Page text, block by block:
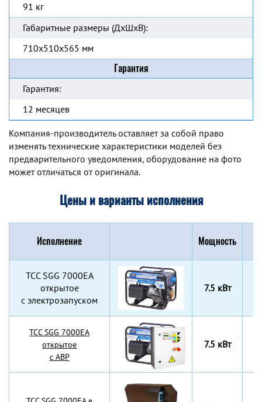
91 кг
Габаритные размеры (ДхШхВ):
710x510x565 мм
Гарантия
Гарантия:
12 месяцев
Компания-производитель оставляет за собой право
изменять технические характеристики моделей без
предварительного уведомления, оборудование на фото
может отличаться от оригинала.
Цены и варианты исполнения
Исполнение Мощность
TCC SGG 7000EA
открытое
с электрозапуском
7.5 кВт
TCC SGG 7000EA
открытое
с АВР
7.5 кВт